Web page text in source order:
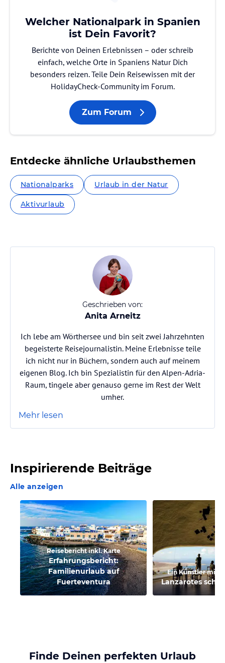
Welcher Nationalpark in Spanien
ist Dein Favorit?
Berichte von Deinen Erlebnissen – oder schreib
einfach, welche Orte in Spaniens Natur Dich
besonders reizen. Teile Dein Reisewissen mit der
HolidayCheck-Community im Forum.
Zum Forum
Entdecke ähnliche Urlaubsthemen
Nationalparks Urlaub in der Natur
Aktivurlaub
Geschrieben von:
Anita Arneitz
Ich lebe am Wörthersee und bin seit zwei Jahrzehnten
begeisterte Reisejournalistin. Meine Erlebnisse teile
ich nicht nur in Büchern, sondern auch auf meinem
eigenen Blog. Ich bin Spezialistin für den Alpen-Adria-
Raum, tingele aber genauso gerne im Rest der Welt
umher.
Mehr lesen
Inspirierende Beiträge
Alle anzeigen
Reisebericht inkl. Karte
Erfahrungsbericht:
Familienurlaub auf
Fuerteventura
Ein Künstler mit
Lanzarotes
Finde Deinen perfekten Urlaub